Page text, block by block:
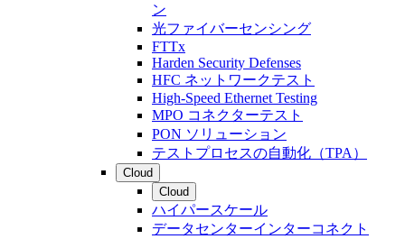
ン
光ファイバーセンシング
FTTx
Harden Security Defenses
HFC ネットワークテスト
High-Speed Ethernet Testing
MPO コネクターテスト
PON ソリューション
テストプロセスの自動化（TPA）
Cloud
Cloud
ハイパースケール
データセンターインターコネクト